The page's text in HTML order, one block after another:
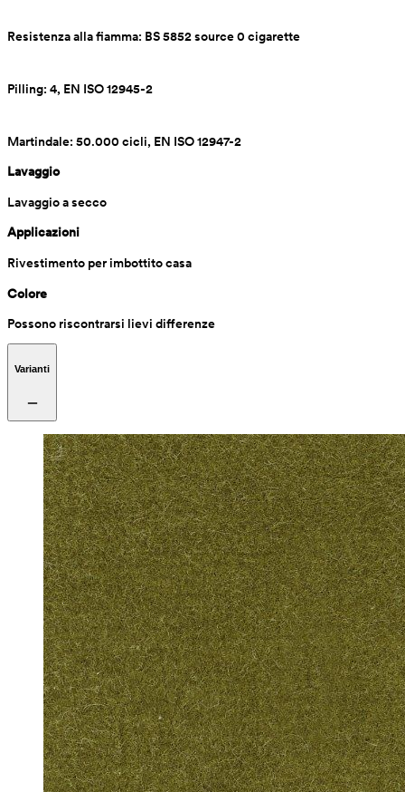
Resistenza alla fiamma: BS 5852 source 0 cigarette
Pilling: 4, EN ISO 12945-2
Martindale: 50.000 cicli, EN ISO 12947-2
Lavaggio
Lavaggio a secco
Applicazioni
Rivestimento per imbottito casa
Colore
Possono riscontrarsi lievi differenze
Varianti